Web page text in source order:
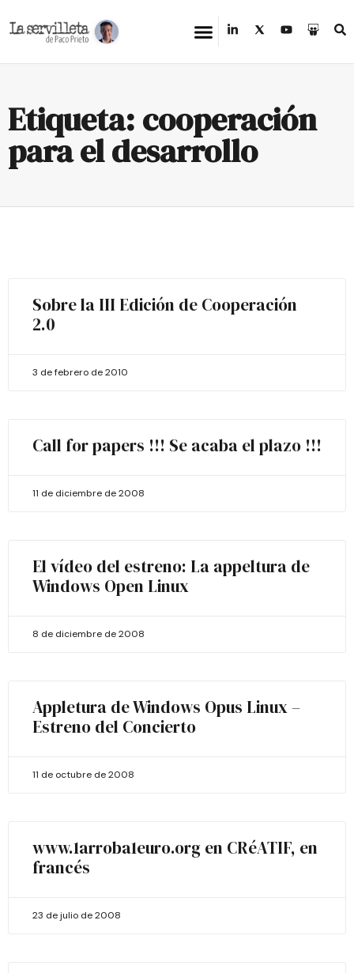
Etiqueta: cooperación
para el desarrollo
Sobre la III Edición de Cooperación
2.0
3 de febrero de 2010
Call for papers !!! Se acaba el plazo !!!
11 de diciembre de 2008
El vídeo del estreno: La appeltura de
Windows Open Linux
8 de diciembre de 2008
Appletura de Windows Opus Linux –
Estreno del Concierto
11 de octubre de 2008
www.1arroba1euro.org en CRéATIF, en
francés
23 de julio de 2008